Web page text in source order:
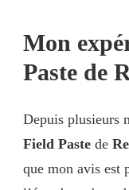
Mon
Paste de
Depuis plusieurs
Field Paste de
que mon avis est